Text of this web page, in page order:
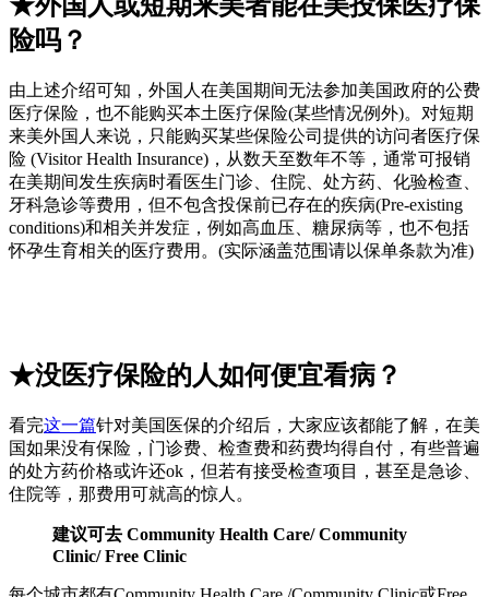
险吗？
由上述介绍可知，外国人在美国期间无法参加美国政府的公费
医疗保险，也不能购买本土医疗保险(某些情况例外)。对短期
来美外国人来说，只能购买某些保险公司提供的访问者医疗保
险 (Visitor Health Insurance)，从数天至数年不等，通常可报销
在美期间发生疾病时看医生门诊、住院、处方药、化验检查、
牙科急诊等费用，但不包含投保前已存在的疾病(Pre-existing
conditions)和相关并发症，例如高血压、糖尿病等，也不包括
怀孕生育相关的医疗费用。(实际涵盖范围请以保单条款为准)
★没医疗保险的人如何便宜看病？
看完这一篇针对美国医保的介绍后，大家应该都能了解，在美
国如果没有保险，门诊费、检查费和药费均得自付，有些普遍
的处方药价格或许还ok，但若有接受检查项目，甚至是急诊、
住院等，那费用可就高的惊人。
建议可去 Community Health Care/ Community
Clinic/ Free Clinic